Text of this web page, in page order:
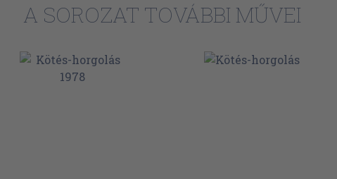
A SOROZAT TOVÁBBI MŰVEI